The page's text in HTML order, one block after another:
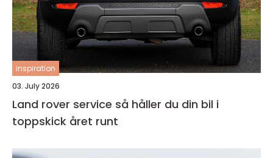
inspiration
03. July 2026
Land rover service så håller du din bil i
toppskick året runt